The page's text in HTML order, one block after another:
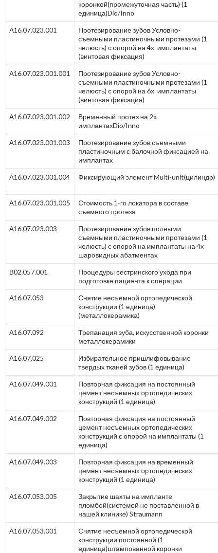
коронкой(промежуточная часть) (1
единица)Dio/Inno
А16.07.023.001
Протезирование зубов Условно-
съемными пластиночными протезами (1
челюсть) с опорой на 4х имплантаты
(винтовая фиксация)
А16.07.023.001.001
Протезирование зубов Условно-
съемными пластиночными протезами (1
челюсть) с опорой на 6х имплантаты
(винтовая фиксация)
А16.07.023.001.002
Временный протез на 2х
имплантахDio/Inno
А16.07.023.001.003
Протезирование зубов съемными
пластиночным с балочной фиксацией на
имплантах
А16.07.023.001.004 Фиксирующий элемент Multi-unit(цилиндр)
А16.07.023.001.005
Стоимость 1-го локатора в составе
съемного протеза
А16.07.023.003
Протезирование зубов полными
съемными пластиночными протезами (1
челюсть) с опорой на имплантаты на 4х
шаровидных абатментах
В02.057.001
Процедуры сестринского ухода при
подготовке пациента к операции
А16.07.053
Снятие несъемной ортопедической
конструкции (1 единица)
(металлокерамика)
А16.07.092
Трепанация зуба, искусственной коронки
металлокерамики
А16.07.025
Избирательное пришлифовывание
твердых тканей зубов (1 единица)
А16.07.049.001
Повторная фиксация на постоянный
цемент несъемных ортопедических
конструкций (1 единица)
А16.07.049.002
Повторная фиксация на постоянный
цемент несъемных ортопедических
конструкций с опорой на имплантаты (1
единица)
А16.07.049.003
Повторная фиксация на временный
цемент несъемных ортопедических
конструкций (1 единица)
А16.07.053.005
Закрытие шахты на импланте
пломбой(системой не поставленной в
нашей клинике) Straumann
А16.07.053.001
Снятие несъемной ортопедической
конструкции постоянной (1
единица)штампованной коронки